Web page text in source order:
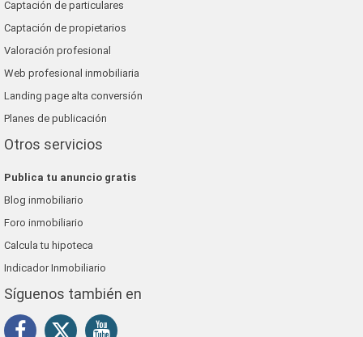
Captación de particulares
Captación de propietarios
Valoración profesional
Web profesional inmobiliaria
Landing page alta conversión
Planes de publicación
Otros servicios
Publica tu anuncio gratis
Blog inmobiliario
Foro inmobiliario
Calcula tu hipoteca
Indicador Inmobiliario
Síguenos también en